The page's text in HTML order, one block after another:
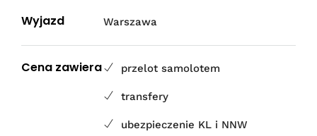
Wyjazd Warszawa
Cena zawiera przelot samolotem
transfery
ubezpieczenie KL i NNW